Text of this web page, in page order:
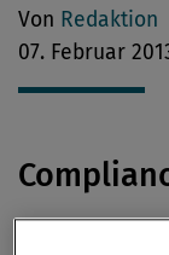
Von Redaktion
07. Februar